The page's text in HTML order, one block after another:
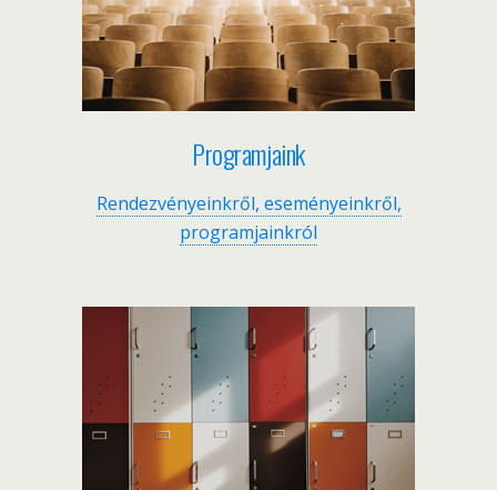
Programjaink
Rendezvényeinkről, eseményeinkről,
programjainkról